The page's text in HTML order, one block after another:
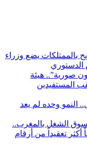
بالممتلكات يضع وزراء
صورية”.. هيئة
المستفيدين
النمو وحده لم يعد
سوق الشغل بالمغرب..
تعقيداً من أرقام